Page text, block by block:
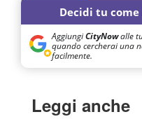
Decidi tu
AggiungiCityNowalle
quando cercherai una
facilmente.
Leggi anche